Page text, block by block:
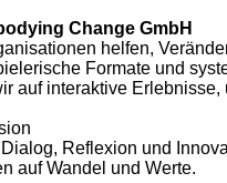
Change GmbH
helfen,
Formate und
auf interaktive
Reflexion und
auf Wandel und Werte.